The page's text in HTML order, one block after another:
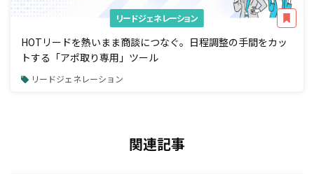
リードジェネレーション
HOTリードを熱いまま商談につなぐ。日程調整の手間をカッ
トする「アポ取り専用」ツール
リードジェネレーション
関連記事